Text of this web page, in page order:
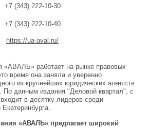
+7 (343) 222-10-30
+7 (343) 222-10-40
https://ua-aval.ru/
«АВАЛЬ» работает на рынке правовых
время она заняла и уверенно
из крупнейших юридических агентств
По данным издания "Деловой квартал", c
в десятку лидеров среди
«АВАЛЬ» предлагает широкий